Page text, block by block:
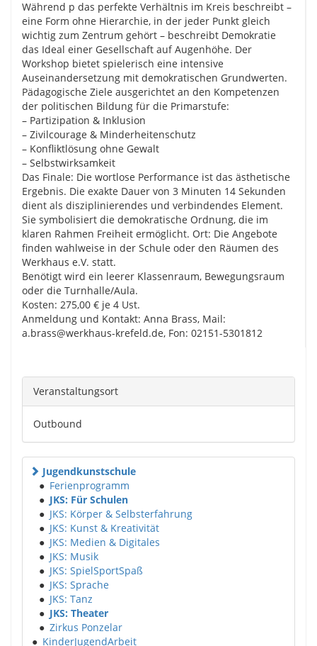
Während p das perfekte Verhältnis im Kreis beschreibt –
eine Form ohne Hierarchie, in der jeder Punkt gleich
wichtig zum Zentrum gehört – beschreibt Demokratie
das Ideal einer Gesellschaft auf Augenhöhe. Der
Workshop bietet spielerisch eine intensive
Auseinandersetzung mit demokratischen Grundwerten.
Pädagogische Ziele ausgerichtet an den Kompetenzen
der politischen Bildung für die Primarstufe:
– Partizipation & Inklusion
– Zivilcourage & Minderheitenschutz
– Konfliktlösung ohne Gewalt
– Selbstwirksamkeit
Das Finale: Die wortlose Performance ist das ästhetische
Ergebnis. Die exakte Dauer von 3 Minuten 14 Sekunden
dient als disziplinierendes und verbindendes Element.
Sie symbolisiert die demokratische Ordnung, die im
klaren Rahmen Freiheit ermöglicht. Ort: Die Angebote
finden wahlweise in der Schule oder den Räumen des
Werkhaus e.V. statt.
Benötigt wird ein leerer Klassenraum, Bewegungsraum
oder die Turnhalle/Aula.
Kosten: 275,00 € je 4 Ust.
Anmeldung und Kontakt: Anna Brass, Mail:
a.brass@werkhaus-krefeld.de, Fon: 02151-5301812
Veranstaltungsort
Outbound
Jugendkunstschule
● Ferienprogramm
● JKS: Für Schulen
● JKS: Körper & Selbsterfahrung
● JKS: Kunst & Kreativität
● JKS: Medien & Digitales
● JKS: Musik
● JKS: SpielSportSpaß
● JKS: Sprache
● JKS: Tanz
● JKS: Theater
● Zirkus Ponzelar
● KinderJugendArbeit